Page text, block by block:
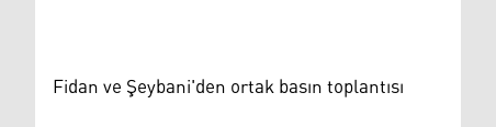
Fidan ve Şeybani'den ortak basın toplantısı